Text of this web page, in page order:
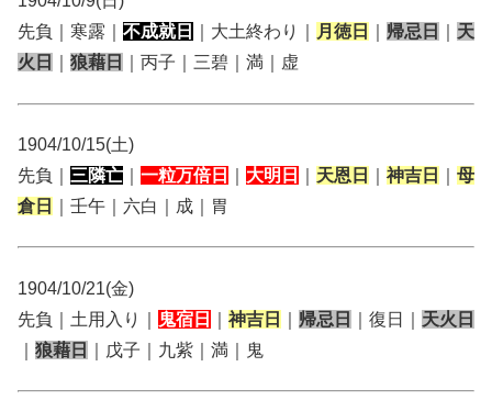
先負｜寒露｜ 不成就日 ｜大土終わり｜ 月徳日 帰忌日
天
火日
狼藉日 ｜丙子｜三碧｜満｜虚
1904/10/15(土)
先負｜ 三隣亡 一粒万倍日 大明日 天恩日 神吉日
母
倉日
｜壬午｜六白｜成｜胃
1904/10/21(金)
先負｜土用入り｜
鬼宿日 神吉日 帰忌日 ｜復日｜ 天火日
狼藉日 ｜戊子｜九紫｜満｜鬼